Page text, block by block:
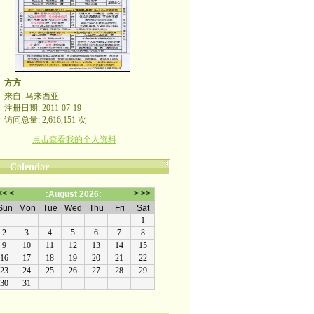
方方
来自: 马来西亚
注册日期: 2011-07-19
访问总量: 2,616,151 次
点击查看我的个人资料
Calendar